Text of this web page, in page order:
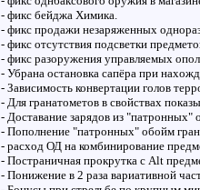
- фикс бейджа Химика.
- фикс продажи незаряженных
- фикс отсутствия подсветки
- фикс разоружения управляемых
- Убрана остановка сапёра при
- Зависимость конвертации голов
- Для гранатометов в свойствах
- Доставание зарядов из
- Пополнение "патронных" обойм
- расход ОД на комбинирование
- Постраничная прокрутка с Alt
- Понижение в 2 раза вариативной